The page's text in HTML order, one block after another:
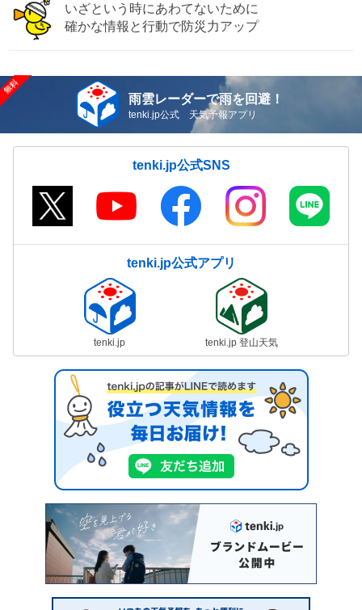
いざという時にあわてないために
確かな情報と行動で防災力アップ
雨雲レーダーで雨を回避！
tenki.jp公式 天気予報アプリ
tenki.jp公式SNS
tenki.jp公式アプリ
tenki.jp tenki.jp 登山天気